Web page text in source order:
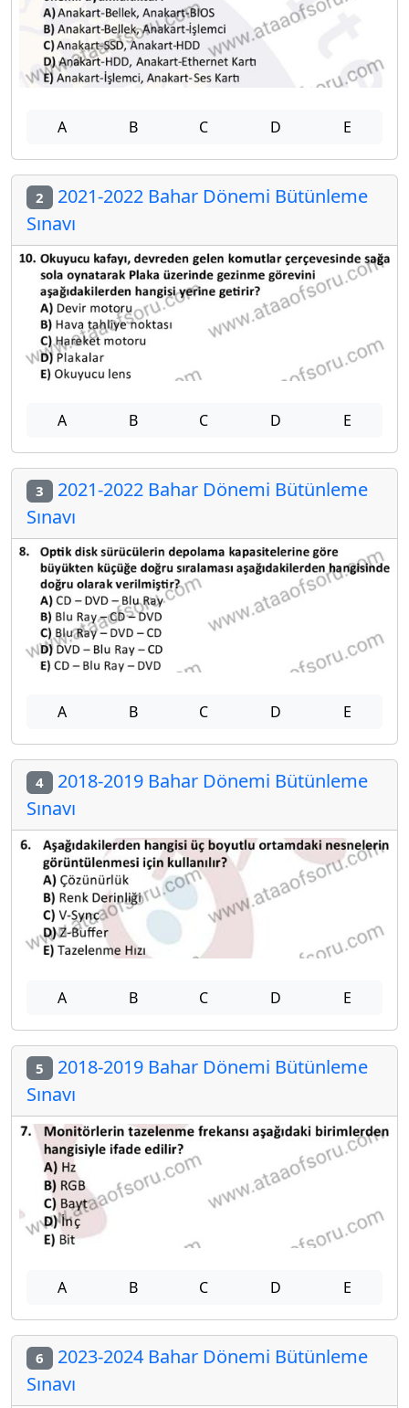
A B C D E
2 2021-2022 Bahar Dönemi Bütünleme
Sınavı
A B C D E
3 2021-2022 Bahar Dönemi Bütünleme
Sınavı
A B C D E
4 2018-2019 Bahar Dönemi Bütünleme
Sınavı
A B C D E
5 2018-2019 Bahar Dönemi Bütünleme
Sınavı
A B C D E
6 2023-2024 Bahar Dönemi Bütünleme
Sınavı